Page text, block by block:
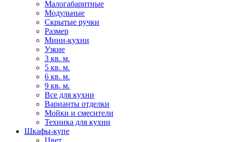
Малогабаритные
Модульные
Скрытые ручки
Размер
Мини-кухни
Узкие
3 кв. м.
5 кв. м.
6 кв. м.
9 кв. м.
Все для кухни
Варианты отделки
Мойки и смесители
Техника для кухни
Шкафы-купе
Цвет